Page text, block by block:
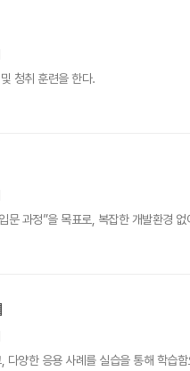
청취 훈련을 한다.
문 과정”을 목표로, 복잡한 개발환경
다양한 응용 사례를 실습을 통해 학습